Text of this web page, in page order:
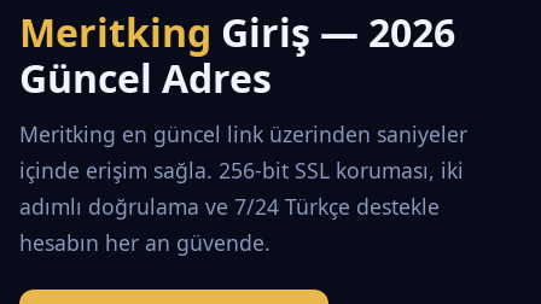
Meritking Giriş — 2026
Güncel Adres
Meritking en güncel link üzerinden saniyeler
içinde erişim sağla. 256-bit SSL koruması, iki
adımlı doğrulama ve 7/24 Türkçe destekle
hesabın her an güvende.